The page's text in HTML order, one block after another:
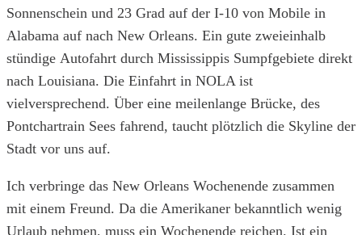
Sonnenschein und 23 Grad auf der I-10 von Mobile in
Alabama auf nach New Orleans. Ein gute zweieinhalb
stündige Autofahrt durch Mississippis Sumpfgebiete direkt
nach Louisiana. Die Einfahrt in NOLA ist
vielversprechend. Über eine meilenlange Brücke, des
Pontchartrain Sees fahrend, taucht plötzlich die Skyline der
Stadt vor uns auf.
Ich verbringe das New Orleans Wochenende zusammen
mit einem Freund. Da die Amerikaner bekanntlich wenig
Urlaub nehmen, muss ein Wochenende reichen. Ist ein